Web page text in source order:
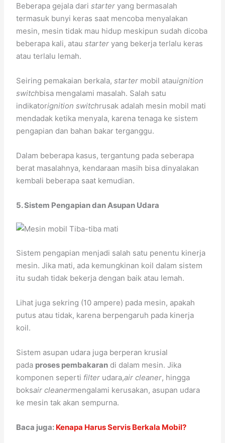
Beberapa gejala daristarteryang bermasalah
termasuk bunyi keras saat mencoba menyalakan
mesin, mesin tidak mau hidup meskipun sudah dicoba
beberapa kali, ataustarteryang bekerja terlalu keras
atau terlalu lemah.
Seiring pemakaian berkala,starter mobil atauignition
switchbisa mengalami masalah. Salah satu
indikatorignition switchrusak adalah mesin mobil mati
mendadak ketika menyala, karena tenaga ke sistem
pengapian dan bahan bakar terganggu.
Dalam beberapa kasus, tergantung pada seberapa
berat masalahnya, kendaraan masih bisa dinyalakan
kembali beberapa saat kemudian.
5. Sistem Pengapian dan Asupan Udara
Sistem pengapian menjadi salah satu penentu kinerja
mesin. Jika mati, ada kemungkinan koil dalam sistem
itu sudah tidak bekerja dengan baik atau lemah.
Lihat juga sekring (10 ampere) pada mesin, apakah
putus atau tidak, karena berpengaruh pada kinerja
koil.
Sistem asupan udara juga berperan krusial
pada proses pembakaran di dalam mesin. Jika
komponen seperti filter udara,air cleaner, hingga
boksair cleanermengalami kerusakan, asupan udara
ke mesin tak akan sempurna.
Baca juga: Kenapa Harus Servis Berkala Mobil?